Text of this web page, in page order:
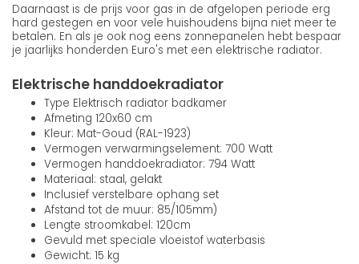
Daarnaast is de prijs voor gas in de afgelopen periode erg
hard gestegen en voor vele huishoudens bijna niet meer te
betalen. En als je ook nog eens zonnepanelen hebt bespaar
je jaarlijks honderden Euro's met een elektrische radiator.
Elektrische handdoekradiator
Type Elektrisch radiator badkamer
Afmeting 120x60 cm
Kleur: Mat-Goud (RAL-1923)
Vermogen verwarmingselement: 700 Watt
Vermogen handdoekradiator: 794 Watt
Materiaal: staal, gelakt
Inclusief verstelbare ophang set
Afstand tot de muur: 85/105mm)
Lengte stroomkabel: 120cm
Gevuld met speciale vloeistof waterbasis
Gewicht: 15 kg